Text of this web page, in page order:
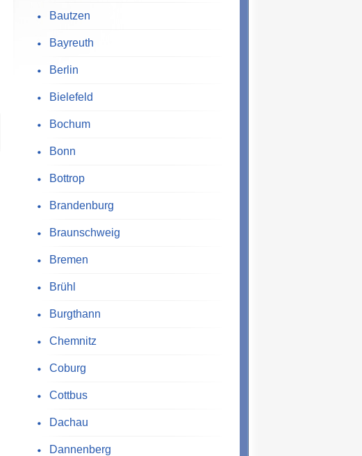
Bautzen
Bayreuth
Berlin
Bielefeld
Bochum
Bonn
Bottrop
Brandenburg
Braunschweig
Bremen
Brühl
Burgthann
Chemnitz
Coburg
Cottbus
Dachau
Dannenberg